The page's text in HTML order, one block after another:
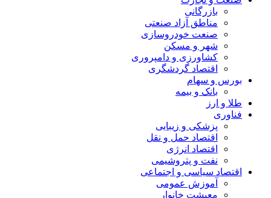
بازرگانی
مناطق آزاد صنعتی
صنعت خودروسازی
شهر و مسکن
کشاورزی و دامپروری
اقتصاد گردشگری
بورس و سهام
بانک و بیمه
طلا و ارز
فناوری
پزشکی و زیبایی
اقتصاد حمل و نقل
اقتصاد انرژی
نفت و پتروشیمی
اقتصاد سیاسی و اجتماعی
آموزش عمومی
معیشت خانوار